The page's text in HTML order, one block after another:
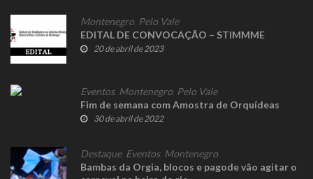
Montenegro Pelo Vale
EDITAL DE CONVOCAÇÃO – STIMMME
20 de abril de 2023
Eventos, Montenegro Pelo Vale
Fim de semana com Amostra de Orquídeas
30 de abril de 2022
Destaque, Eventos, Montenegro
Bambas da Orgia, blocos e pagode vão agitar o